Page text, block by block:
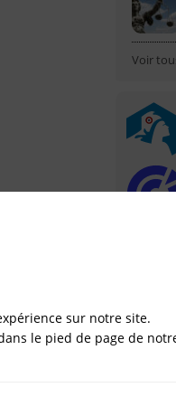
DU 05 -
Voir
sur notre site.
le pied de page de